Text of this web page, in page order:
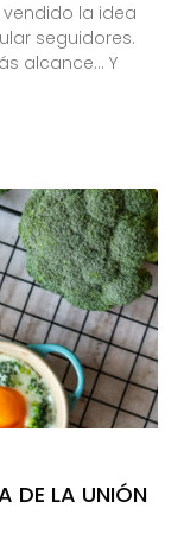
la idea
seguidores.
alcance… Y
DE LA UNIÓN